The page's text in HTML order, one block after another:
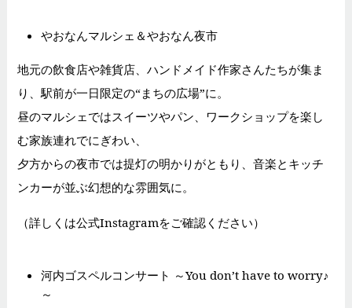
やおなんマルシェ＆やおなん夜市
地元の飲食店や雑貨店、ハンドメイド作家さんたちが集ま
り、駅前が一日限定の“まちの広場”に。
昼のマルシェではスイーツやパン、ワークショップを楽し
む家族連れでにぎわい、
夕方からの夜市では提灯の明かりがともり、音楽とキッチ
ンカーが並ぶ幻想的な雰囲気に。
（詳しくは公式Instagramをご確認ください）
河内ゴスペルコンサート ～You don’t have to worry♪
～